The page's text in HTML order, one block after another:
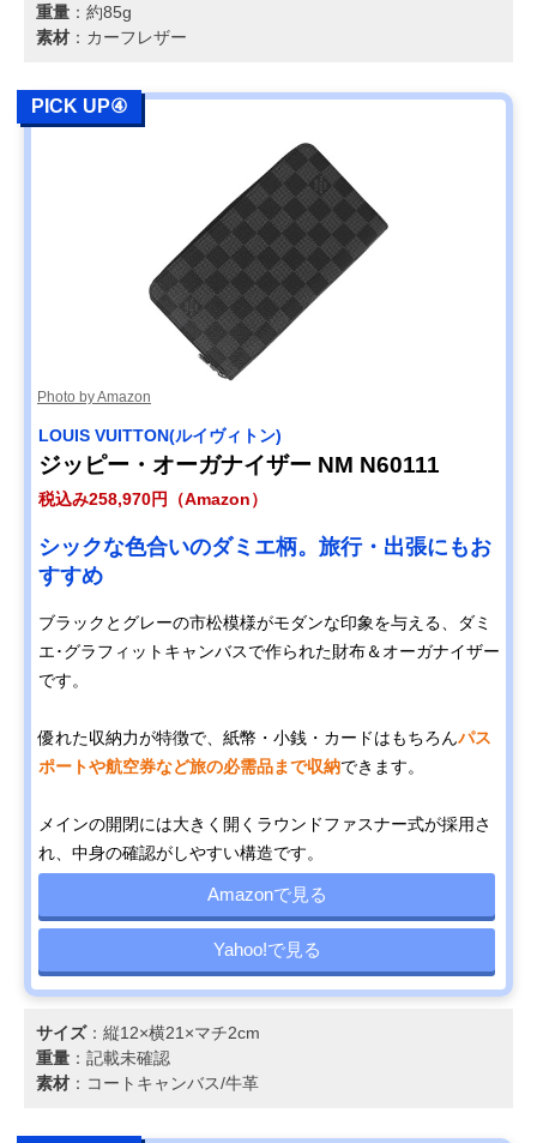
重量 ：約85g
素材 ：カーフレザー
PICK UP④
Photo by Amazon
LOUIS VUITTON(ルイヴィトン)
ジッピー・オーガナイザー NM N60111
税込み258,970円（Amazon）
シックな色合いのダミエ柄。旅行・出張にもお
すすめ
ブラックとグレーの市松模様がモダンな印象を与える、ダミ
エ･グラフィットキャンバスで作られた財布＆オーガナイザー
です。
優れた収納力が特徴で、紙幣・小銭・カードはもちろんパス
ポートや航空券など旅の必需品まで収納できます。
メインの開閉には大きく開くラウンドファスナー式が採用さ
れ、中身の確認がしやすい構造です。
Amazonで見る
Yahoo!で見る
サイズ：縦12×横21×マチ2cm
重量 ：記載未確認
素材 ：コートキャンバス/牛革